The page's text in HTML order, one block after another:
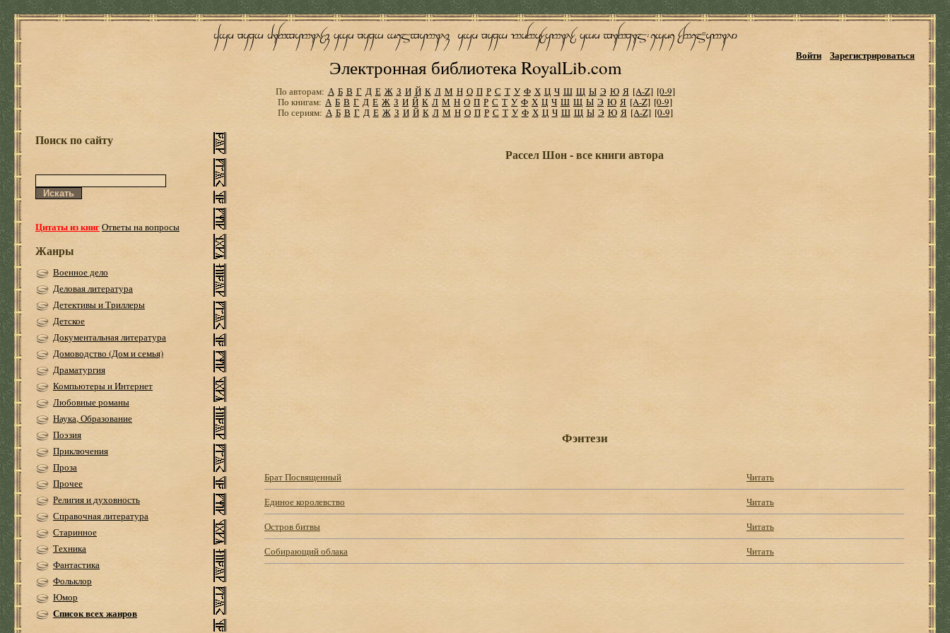
Электронная библиотека RoyalLib.com
Войти Зарегистрироваться
По авторам: А Б В Г Д Е Ж З И Й К Л М Н О П Р С Т У Ф Х Ц Ч Ш Щ Ы Э Ю Я [A-Z] [0-9]
По книгам: А Б В Г Д Е Ж З И Й К Л М Н О П Р С Т У Ф Х Ц Ч Ш Щ Ы Э Ю Я [A-Z] [0-9]
По сериям: А Б В Г Д Е Ж З И Й К Л М Н О П Р С Т У Ф Х Ц Ч Ш Щ Ы Э Ю Я [A-Z] [0-9]
Поиск по сайту
Цитаты из книгОтветы на вопросы
Жанры
Военное дело
Деловая литература
Детективы и Триллеры
Детское
Документальная литература
Домоводство (Дом и семья)
Драматургия
Компьютеры и Интернет
Любовные романы
Наука, Образование
Поэзия
Приключения
Проза
Прочее
Религия и духовность
Справочная литература
Старинное
Техника
Фантастика
Фольклор
Юмор
Список всех жанров
Рассел Шон - все книги автора
Фэнтези
Брат Посвященный
Читать
Единое королевство
Читать
Остров битвы
Читать
Собирающий облака
Читать